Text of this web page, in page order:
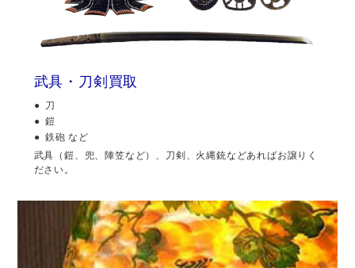
武具・刀剣買取
刀
鎧
鉄砲 など
武具（鎧、兜、陣笠など）、刀剣、火縄銃などあればお譲りく
ださい。